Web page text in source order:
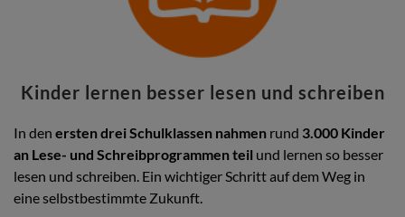
Kinder lernen besser lesen und schreiben
In den ersten drei Schulklassen nahmen rund 3.000 Kinder
an Lese- und Schreibprogrammen teil und lernen so besser
lesen und schreiben. Ein wichtiger Schritt auf dem Weg in
eine selbstbestimmte Zukunft.